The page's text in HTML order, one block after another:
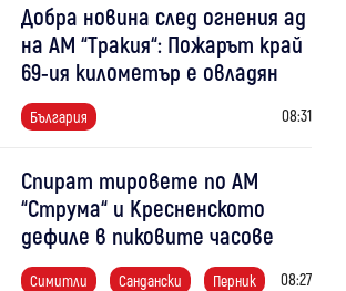
Добра новина след огнения ад
на АМ “Тракия“: Пожарът край
69-ия километър е овладян
България 08:31
Спират тировете по АМ
“Струма“ и Кресненското
дефиле в пиковите часове
Симитли Сандански Перник 08:27